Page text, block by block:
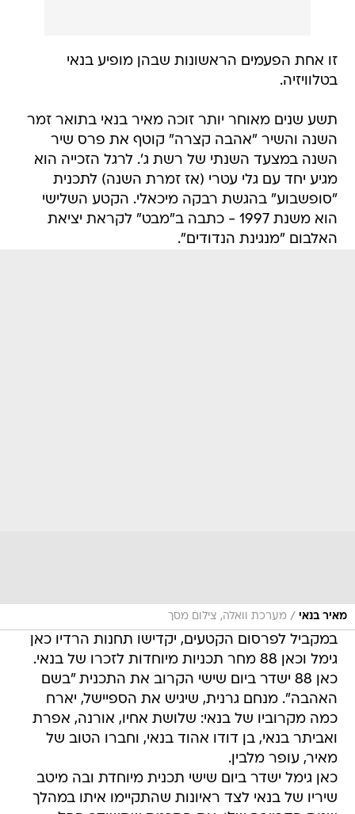
זו אחת הפעמים הראשונות שבהן מופיע בנאי
בטלוויזיה.
תשע שנים מאוחר יותר זוכה מאיר בנאי בתואר זמר
השנה והשיר "אהבה קצרה" קוטף את פרס שיר
השנה במצעד השנתי של רשת ג'. לרגל הזכייה הוא
מגיע יחד עם גלי עטרי (אז זמרת השנה) לתכנית
"סופשבוע" בהגשת רבקה מיכאלי. הקטע השלישי
הוא משנת 1997 - כתבה ב"מבט" לקראת יציאת
האלבום "מנגינת הנדודים".
מאיר בנאי / מערכת וואלה, צילום מסך
במקביל לפרסום הקטעים, יקדישו תחנות הרדיו כאן
גימל וכאן 88 מחר תכניות מיוחדות לזכרו של בנאי.
כאן 88 ישדר ביום שישי הקרוב את התכנית "בשם
האהבה". מנחם גרנית, שיגיש את הספיישל, יארח
כמה מקרוביו של בנאי: שלושת אחיו, אורנה, אפרת
ואביתר בנאי, בן דודו אהוד בנאי, וחברו הטוב של
מאיר, עופר מלבין.
כאן גימל ישדר ביום שישי תכנית מיוחדת ובה מיטב
שיריו של בנאי לצד ראיונות שהתקיימו איתו במהלך